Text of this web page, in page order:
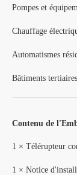
Pompes et
Chauffage
Automatismes
Bâtiments
Contenu de
1 × Télérupteur
1 × Notice